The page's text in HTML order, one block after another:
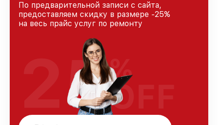
По предварительной записи с сайта,
предоставляем скидку в размере -25%
на весь прайс услуг по ремонту
25%
OFF